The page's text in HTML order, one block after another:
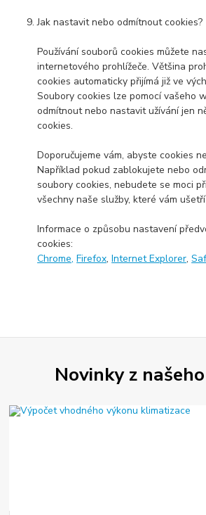
Jak nastavit nebo odmítnout cookies?
Používání souborů cookies můžete
internetového prohlížeče. Většina
cookies automaticky přijímá již ve
Soubory cookies lze pomocí vašeho
odmítnout nebo nastavit užívání jen
cookies.
Doporučujeme vám, abyste cookies
Například pokud zablokujete nebo
soubory cookies, nebudete se moci
všechny naše služby, které vám
Informace o způsobu nastavení
cookies:
Chrome, Firefox,Internet Explorer,
Novinky z